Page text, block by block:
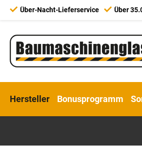
Über-Nacht-Lieferservice Über
Hersteller Bonusprogramm